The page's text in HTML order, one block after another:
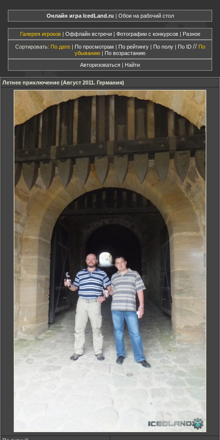
Онлайн игра IcedLand.ru | Обои на рабочий стол
Галерея игроков| Оффлайн встречи| Фотографии с конкурсов| Разное
Сортировать: По дате| По просмотрам | По рейтингу| По полу| По ID // По
убыванию | По возрастанию
Авторизоваться | Найти
Летнее приключение (Август 2011. Германия)